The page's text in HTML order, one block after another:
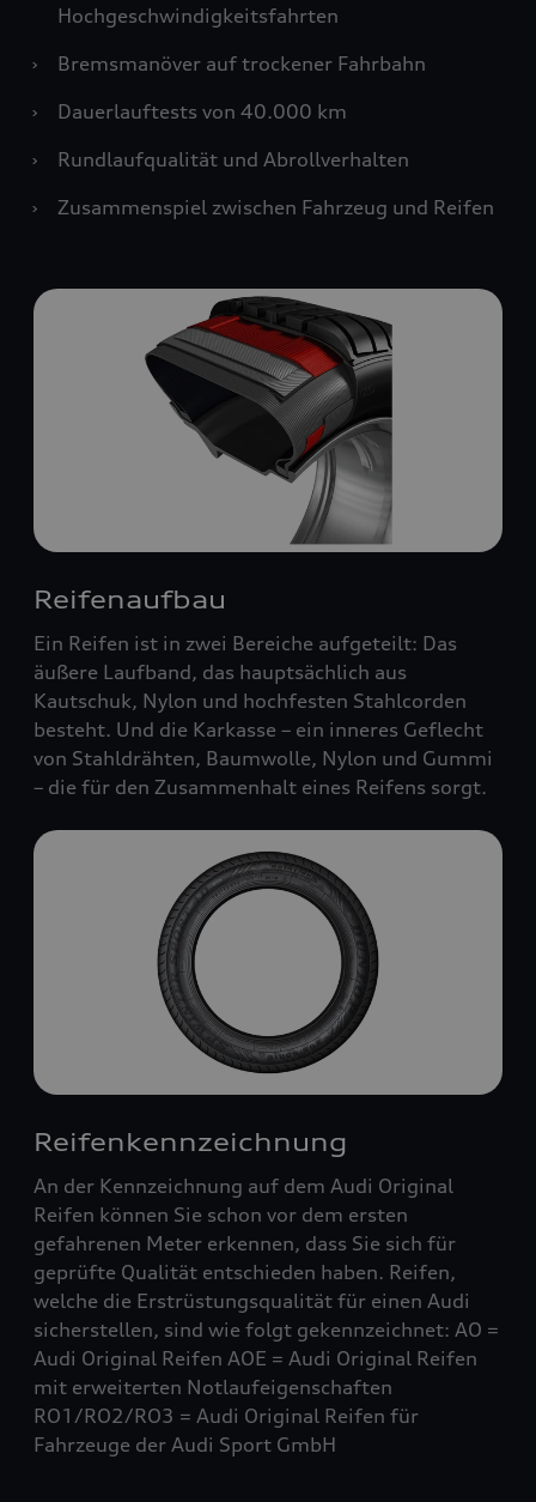
Hochgeschwindigkeitsfahrten
›
Bremsmanöver auf trockener Fahrbahn
›
Dauerlauftests von 40.000 km
›
Rundlaufqualität und Abrollverhalten
›
Zusammenspiel zwischen Fahrzeug und Reifen
Reifenaufbau
Ein Reifen ist in zwei Bereiche aufgeteilt: Das
äußere Laufband, das hauptsächlich aus
Kautschuk, Nylon und hochfesten Stahlcorden
besteht. Und die Karkasse – ein inneres Geflecht
von Stahldrähten, Baumwolle, Nylon und Gummi
– die für den Zusammenhalt eines Reifens sorgt.
Reifenkennzeichnung
An der Kennzeichnung auf dem Audi Original
Reifen können Sie schon vor dem ersten
gefahrenen Meter erkennen, dass Sie sich für
geprüfte Qualität entschieden haben. Reifen,
welche die Erstrüstungsqualität für einen Audi
sicherstellen, sind wie folgt gekennzeichnet: AO =
Audi Original Reifen AOE = Audi Original Reifen
mit erweiterten Notlaufeigenschaften
RO1/RO2/RO3 = Audi Original Reifen für
Fahrzeuge der Audi Sport GmbH